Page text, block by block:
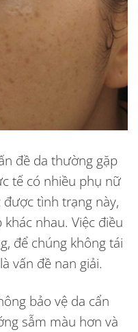
đề da thường gặp
tế có nhiều phụ nữ
tình trạng này,
nhau. Việc điều
để chúng không tái
vấn đề nan giải.
bảo vệ da cẩn
sẫm màu hơn và